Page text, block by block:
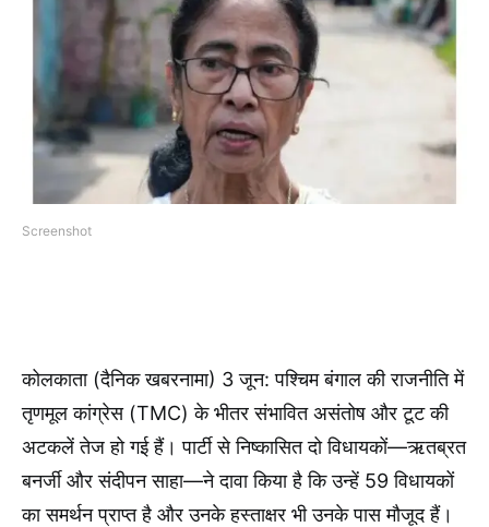
Screenshot
कोलकाता (दैनिक खबरनामा) 3 जून: पश्चिम बंगाल की राजनीति में
तृणमूल कांग्रेस (TMC) के भीतर संभावित असंतोष और टूट की
अटकलें तेज हो गई हैं। पार्टी से निष्कासित दो विधायकों—ऋतब्रत
बनर्जी और संदीपन साहा—ने दावा किया है कि उन्हें 59 विधायकों
का समर्थन प्राप्त है और उनके हस्ताक्षर भी उनके पास मौजूद हैं।